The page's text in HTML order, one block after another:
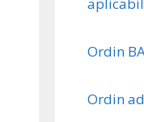
Ordin
Ordin